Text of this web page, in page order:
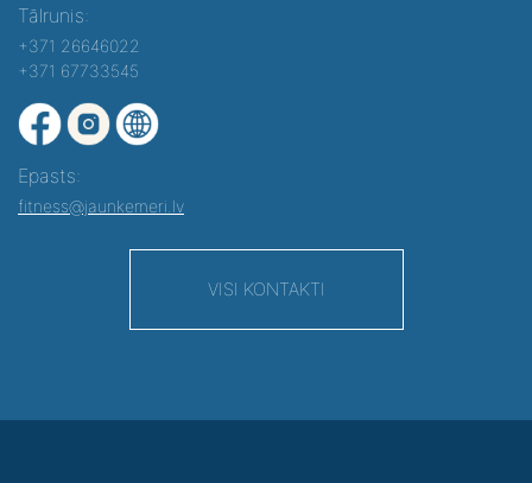
Tālrunis:
+371 26646022
+371 67733545
Epasts:
fitness@jaunkemeri.lv
VISI KONTAKTI